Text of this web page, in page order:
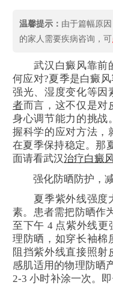
温馨提示： 由于篇幅原
的家人需要疾病咨询，可
武汉白癜风靠前
何应对?夏季是白癜
强光、湿度变化等因
者而言，这不仅是对
身心调节能力的挑战
握科学的应对方法，
在夏季保持稳定。那
面请看武汉治疗白癜
强化防晒防护，减
夏季紫外线强度大
素。患者需把防晒作
至下午 4 点紫外线更
理防晒，如穿长袖棉
阻挡紫外线直接照射
感肌适用的物理防晒
2-3 小时补涂一次。